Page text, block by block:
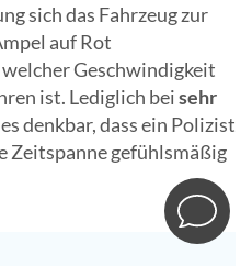
sich das Fahrzeug zur
auf Rot
Geschwindigkeit
ist. Lediglich beisehr
denkbar, dass ein Polizist
Zeitspanne gefühlsmäßig